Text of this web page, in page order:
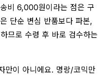
비 6,000원이라는 점은 구
단순 변심 반품보다 파본,
므로 수령 후 바로 검수하는
만이 아니에요. 명랑/코믹만